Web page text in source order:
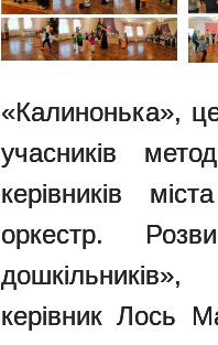
«Калинонька»,
учасників
керівників
оркестр.
керівник Лось